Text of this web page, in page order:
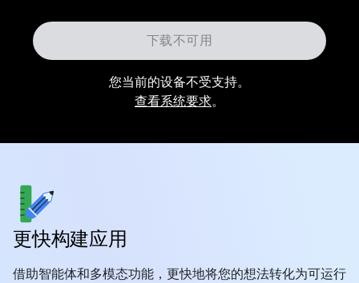
下载不可用
您当前的设备不受支持。
查看系统要求。
更快构建应用
借助智能体和多模态功能，更快地将您的想法转化为可运行